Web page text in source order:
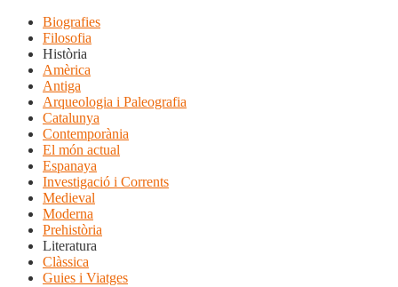
Biografies
Filosofia
Història
Amèrica
Antiga
Arqueologia i Paleografia
Catalunya
Contemporània
El món actual
Espanaya
Investigació i Corrents
Medieval
Moderna
Prehistòria
Literatura
Clàssica
Guies i Viatges